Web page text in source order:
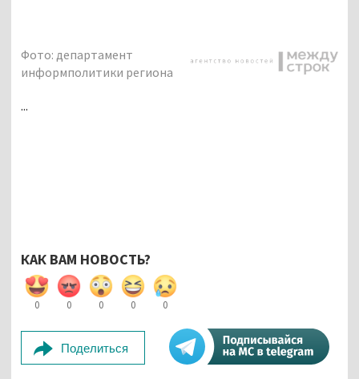
Фото: департамент
информполитики региона
...
КАК ВАМ НОВОСТЬ?
0 0 0 0 0
Поделиться